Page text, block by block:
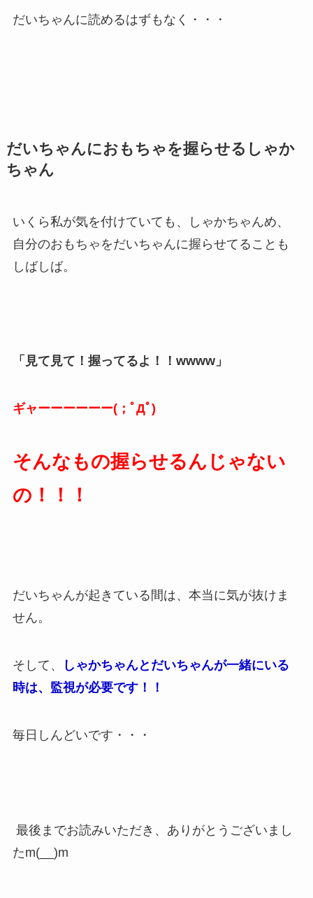
だいちゃんに読めるはずもなく・・・
だいちゃんにおもちゃを握らせるしゃか
ちゃん
いくら私が気を付けていても、しゃかちゃんめ、
自分のおもちゃをだいちゃんに握らせてることも
しばしば。
「見て見て！握ってるよ！！wwww」
ギャーーーーーー(；ﾟДﾟ)
そんなもの握らせるんじゃない
の！！！
だいちゃんが起きている間は、本当に気が抜けま
せん。
そして、
しゃかちゃんとだいちゃんが一緒にいる
時は、監視が必要です！！
毎日しんどいです・・・
最後までお読みいただき、ありがとうございまし
たm(__)m